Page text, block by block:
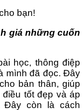
bạn!
giá những cuốn
học, thông điệp
mình đã đọc. Đây
bản thân, giúp
tốt đẹp và áp
Đây còn là cách